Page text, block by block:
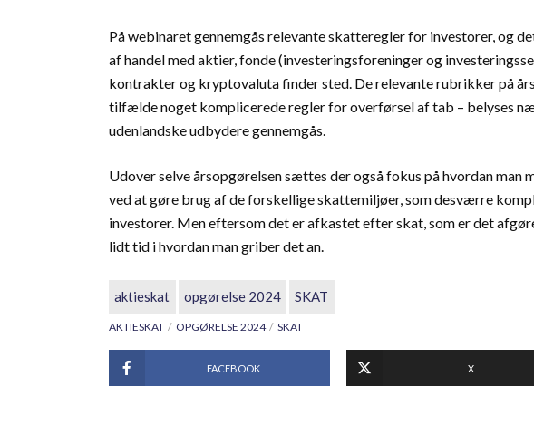
På webinaret gennemgås relevante skatteregler for investorer, og
af handel med aktier, fonde (investeringsforeninger og
kontrakter og kryptovaluta finder sted. De relevante rubrikker på
tilfælde noget komplicerede regler for overførsel af tab – belyses
udenlandske udbydere gennemgås.
Udover selve årsopgørelsen sættes der også fokus på hvordan
ved at gøre brug af de forskellige skattemiljøer, som desværre
investorer. Men eftersom det er afkastet efter skat, som er det
lidt tid i hvordan man griber det an.
aktieskat opgørelse 2024 SKAT
AKTIESKAT OPGØRELSE 2024 SKAT
FACEBOOK X